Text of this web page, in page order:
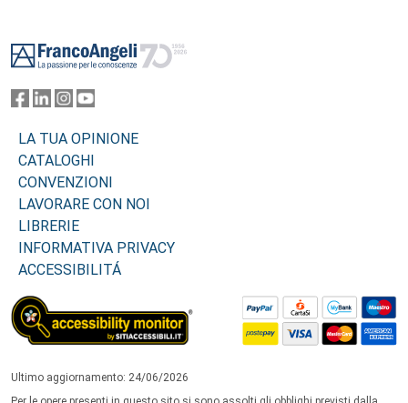
LA TUA OPINIONE
CATALOGHI
CONVENZIONI
LAVORARE CON NOI
LIBRERIE
INFORMATIVA PRIVACY
ACCESSIBILITÁ
Ultimo aggiornamento: 24/06/2026